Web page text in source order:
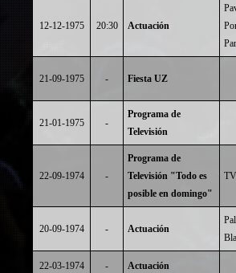
12-12-1975 20:30 Actuación
21-09-1975 - Fiesta UZ
21-01-1975 -
Programa de
Televisión
22-09-1974 -
Programa de
Televisión "Todo es
posible en domingo"
20-09-1974 - Actuación
22-03-1974 - Actuación